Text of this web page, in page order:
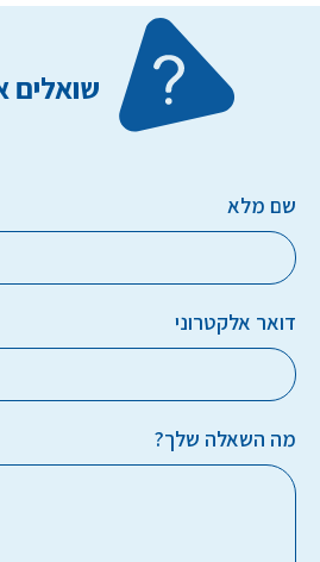
שם מלא
דואר אלקטרוני
מה השאלה שלך?